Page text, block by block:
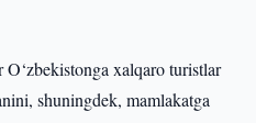
xalqaro turistlar
shuningdek, mamlakatga